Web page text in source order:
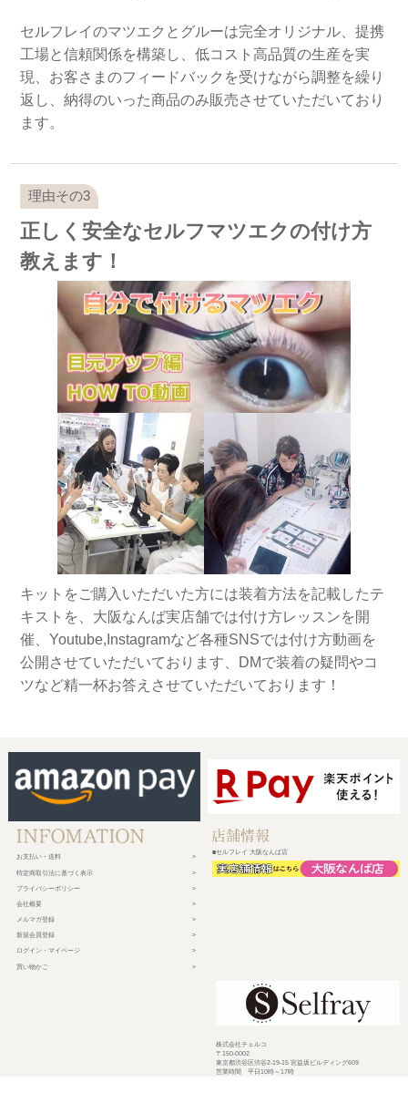
セルフレイのマツエクとグルーは完全オリジナル、提携
工場と信頼関係を構築し、低コスト高品質の生産を実
現、お客さまのフィードバックを受けながら調整を繰り
返し、納得のいった商品のみ販売させていただいており
ます。
正しく安全なセルフマツエクの付け方
教えます！
キットをご購入いただいた方には装着方法を記載したテ
キストを、大阪なんば実店舗では付け方レッスンを開
催、Youtube,Instagramなど各種SNSでは付け方動画を
公開させていただいております、DMで装着の疑問やコ
ツなど精一杯お答えさせていただいております！
お支払い・送料
特定商取引法に基づく表示
プライバシーポリシー
会社概要
メルマガ登録
新規会員登録
ログイン・マイページ
買い物かご
■セルフレイ 大阪なんば店
株式会社チェルコ
〒150-0002
東京都渋谷区渋谷2-19-15 宮益坂ビルディング609
営業時間 平日10時～17時